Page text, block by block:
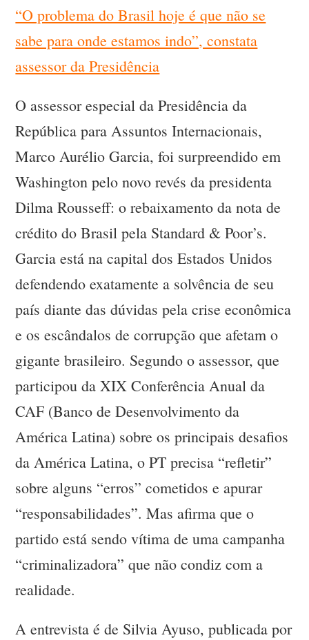
“O problema do Brasil hoje é que não se
sabe para onde estamos indo”, constata
assessor da Presidência
O assessor especial da Presidência da
República para Assuntos Internacionais,
Marco Aurélio Garcia, foi surpreendido em
Washington pelo novo revés da presidenta
Dilma Rousseff: o rebaixamento da nota de
crédito do Brasil pela Standard & Poor’s.
Garcia está na capital dos Estados Unidos
defendendo exatamente a solvência de seu
país diante das dúvidas pela crise econômica
e os escândalos de corrupção que afetam o
gigante brasileiro. Segundo o assessor, que
participou da XIX Conferência Anual da
CAF (Banco de Desenvolvimento da
América Latina) sobre os principais desafios
da América Latina, o PT precisa “refletir”
sobre alguns “erros” cometidos e apurar
“responsabilidades”. Mas afirma que o
partido está sendo vítima de uma campanha
“criminalizadora” que não condiz com a
realidade.
A entrevista é de Silvia Ayuso, publicada por